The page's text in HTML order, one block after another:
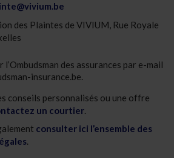
des Plaintes de VIVIUM, Rue Royale
des assurances par e-mail
insurance.be.
conseils personnalisés ou une offre
un courtier.
consulter ici l’ensemble des
.